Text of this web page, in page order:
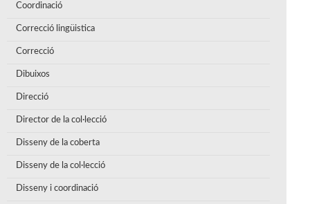
Coordinació
Correcció lingüistica
Correcció
Dibuixos
Direcció
Director de la col·lecció
Disseny de la coberta
Disseny de la col·lecció
Disseny i coordinació